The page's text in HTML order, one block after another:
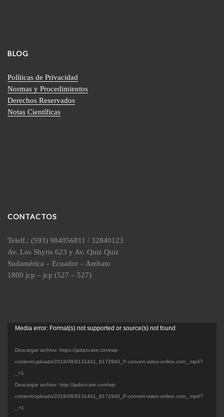
BLOG
Políticas de Privacidad
Normas y Procedimientos
Derechos Reservados
Notas Científicas
CONTACTOS
Telelf.: (593) 984056811 / 32840123
Av. Los Shyris 623 y Av. Quiz Quiz
Sudamérica – Ecuador – Ambato
1800 jcp – jcp (527 – 527)
Reproductor
vídeo
Media error: Format(s) not supported or source(s) not found
Descargar archivo: https://jadancare.com/wp-
content/uploads/2019/08/8131441_8172940_P-convert-video-online.com_.mp4?
_=1
Descargar archivo: http://jadancare.com/wp-
content/uploads/2019/08/8131441_8172940_P-convert-video-online.com_.mp4?
_=1